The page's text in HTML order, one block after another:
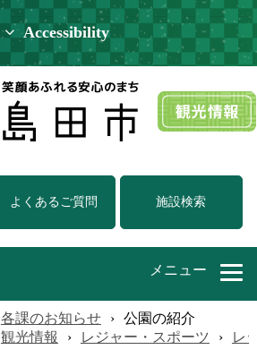
Accessibility
よくあるご質問 施設検索
メニュー
各課のお知らせ › 公園の紹介
観光情報 › レジャー・スポーツ › レ